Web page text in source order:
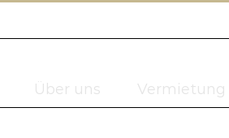
Über uns Vermietung